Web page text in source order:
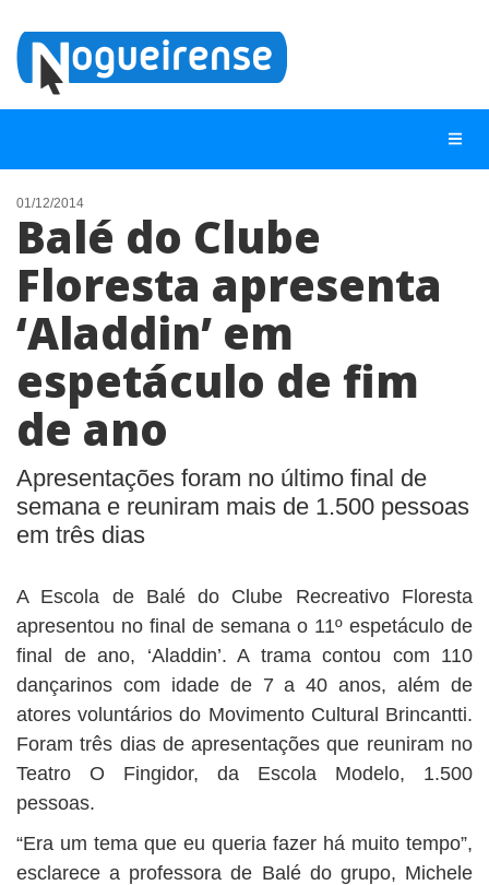
NOTÍCIAS
LISTA DIGITAL
TELEFONES ÚTEIS
CONTATO
ANUNCIE
01/12/2014
Balé do Clube
Floresta apresenta
‘Aladdin’ em
espetáculo de fim
de ano
Apresentações foram no último final de
semana e reuniram mais de 1.500 pessoas
em três dias
A Escola de Balé do Clube Recreativo Floresta
apresentou no final de semana o 11º espetáculo de
final de ano, ‘Aladdin’. A trama contou com 110
dançarinos com idade de 7 a 40 anos, além de
atores voluntários do Movimento Cultural Brincantti.
Foram três dias de apresentações que reuniram no
Teatro O Fingidor, da Escola Modelo, 1.500
pessoas.
“Era um tema que eu queria fazer há muito tempo”,
esclarece a professora de Balé do grupo, Michele